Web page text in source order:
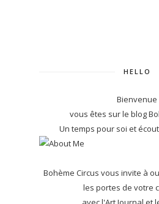
HELLO
Bienvenue
vous êtes sur le blog
Un temps pour soi et
Bohème Circus vous invite à
les portes de votre